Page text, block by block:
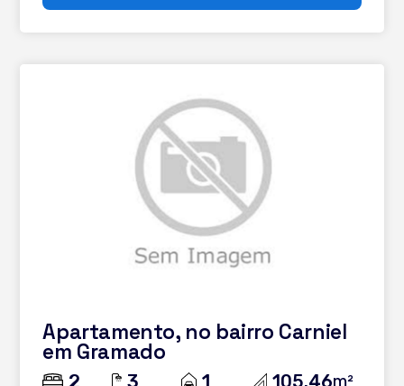
Apartamento, no bairro Carniel
em Gramado
2 3 1 105.46m²